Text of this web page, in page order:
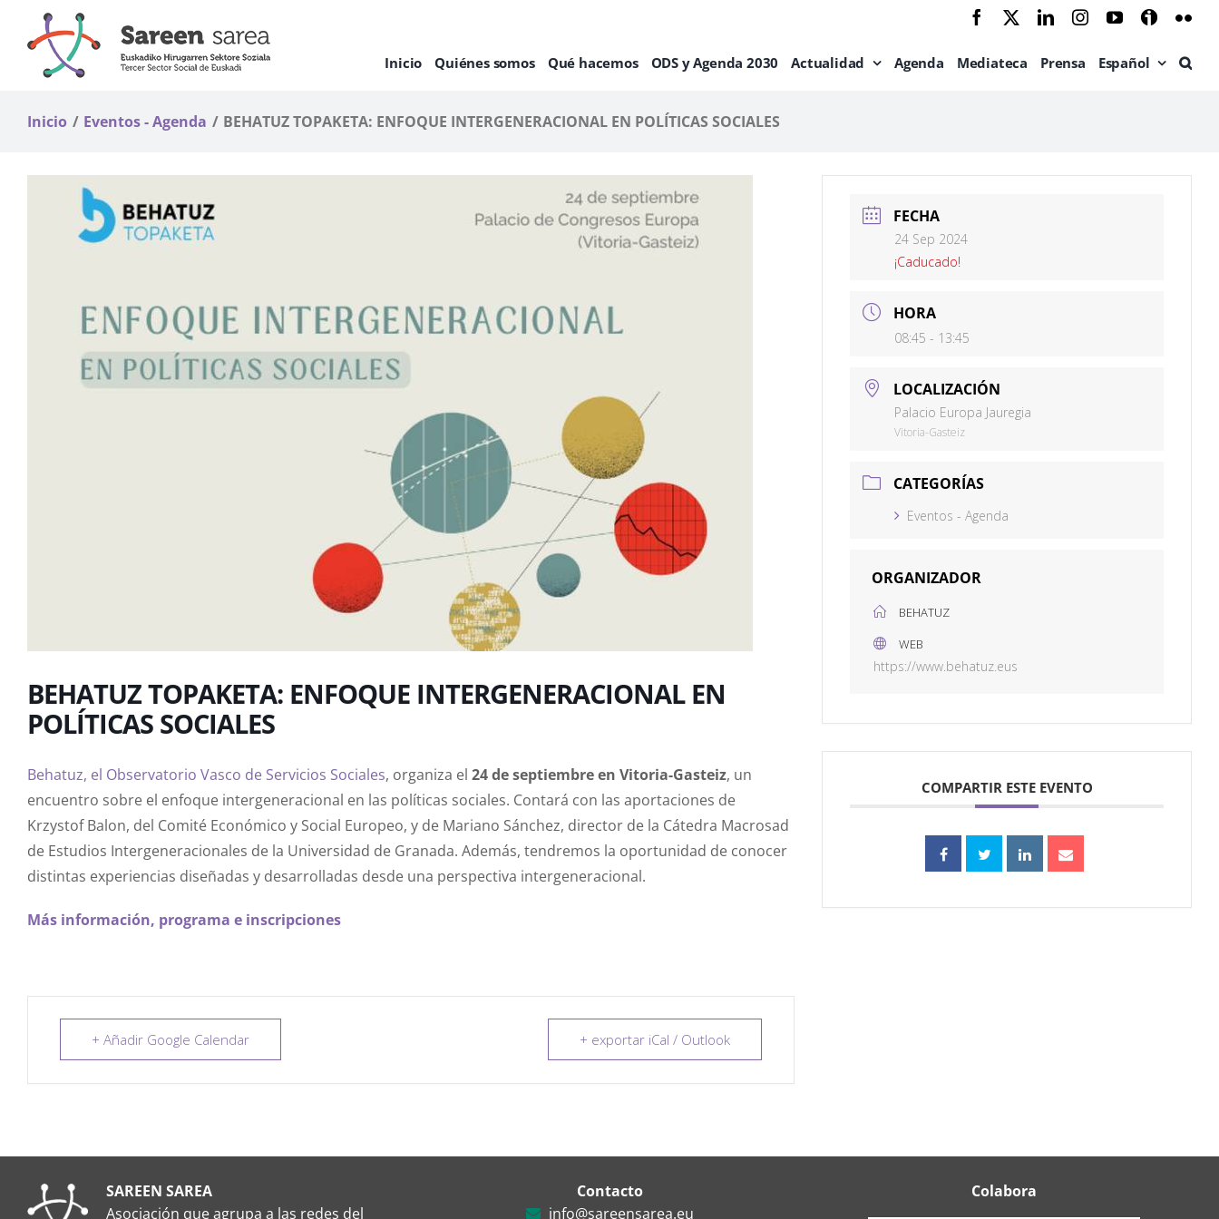
contenido
Facebook LinkedInInstagramYouTube
Ivoox
Inicio Quiénes somos Qué hacemos ODS y Agenda 2030 Actualidad Agenda Mediateca Prensa Español
Inicio Eventos - Agenda BEHATUZ TOPAKETA: ENFOQUE INTERGENERACIONAL EN POLÍTICAS SOCIALES
BEHATUZ TOPAKETA: ENFOQUE INTERGENERACIONAL EN
POLÍTICAS SOCIALES
Behatuz, el Observatorio Vasco de Servicios Sociales, organiza el 24 de septiembre en Vitoria-Gasteiz, un
encuentro sobre el enfoque intergeneracional en las políticas sociales. Contará con las aportaciones de
Krzystof Balon, del Comité Económico y Social Europeo, y de Mariano Sánchez, director de la Cátedra Macrosad
de Estudios Intergeneracionales de la Universidad de Granada. Además, tendremos la oportunidad de conocer
distintas experiencias diseñadas y desarrolladas desde una perspectiva intergeneracional.
Más información, programa e inscripciones
+ Añadir Google Calendar + exportar iCal / Outlook
FECHA
24 Sep 2024
¡Caducado!
HORA
08:45 - 13:45
LOCALIZACIÓN
Palacio Europa Jauregia
Vitoria-Gasteiz
CATEGORÍAS
Eventos - Agenda
ORGANIZADOR
BEHATUZ
WEB
https://www.behatuz.eus
COMPARTIR ESTE EVENTO
SAREEN SAREA
Asociación que agrupa a las redes del
Contacto
info@sareensarea.eu
Colabora